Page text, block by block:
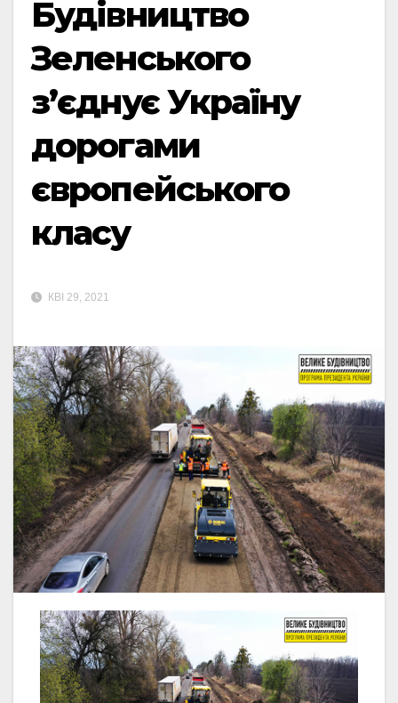
Будівництво
Зеленського
з’єднує Україну
дорогами
європейського
класу
КВІ 29, 2021